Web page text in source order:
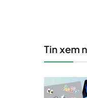
Tin xem